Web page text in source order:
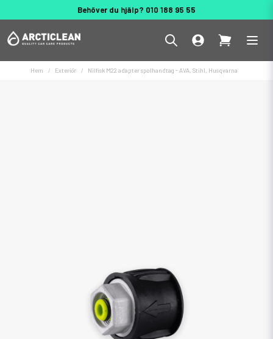
Behöver du hjälp? 010 188 95 55
Hem Exteriör Nilfisk M22 adapter spolhandtag - AVA, Stihl, Husqvarna